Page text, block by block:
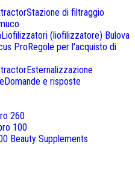
Stazione di filtraggio
Liofilizzatori (liofilizzatore) Bulova
Regole per l'acquisto di
Esternalizzazione
Domande e risposte
260
100
Beauty Supplements